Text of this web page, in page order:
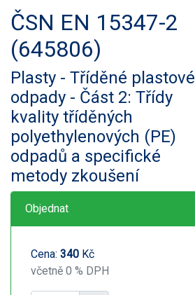
ČSN EN 15347-2
(645806)
Plasty - Tříděné plastové
odpady - Část 2: Třídy
kvality tříděných
polyethylenových (PE)
odpadů a specifické
metody zkoušení
Objednat
Cena: 340 Kč
včetně 0 % DPH